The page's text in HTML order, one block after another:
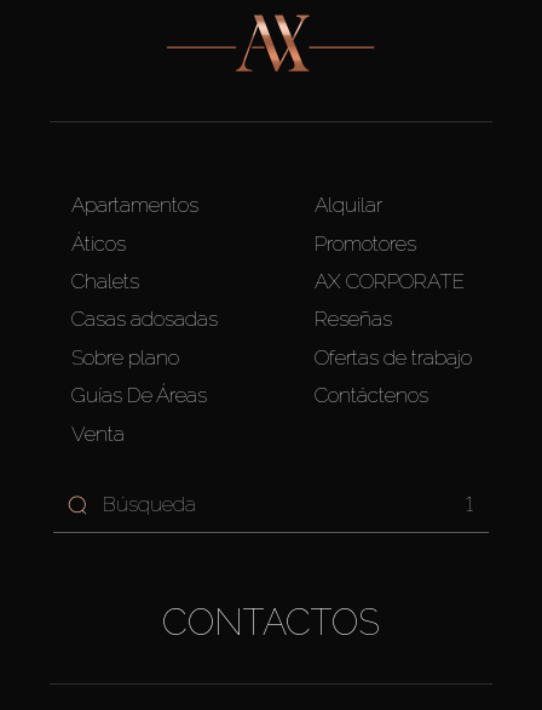
Apartamentos
Áticos
Chalets
Casas adosadas
Sobre plano
Guías De Áreas
Venta
Alquilar
Promotores
AX CORPORATE
Reseñas
Ofertas de trabajo
Contáctenos
1
CONTACTOS